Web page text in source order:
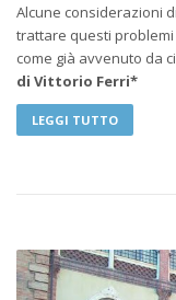
Alcune considerazioni
trattare questi
come già avvenuto da
di Vittorio Ferri*
LEGGI TUTTO